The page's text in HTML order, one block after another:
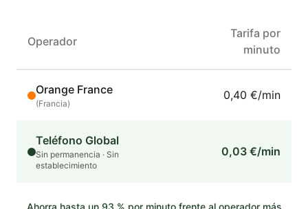
Operador
Tarifa por
minuto
Orange France
(Francia)
0,40 €/min
Teléfono Global
Sin permanencia · Sin
establecimiento
0,03 €/min
Ahorra hasta un 93 % por minuto frente al operador más